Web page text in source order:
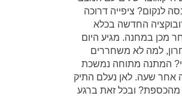
לנקום? ציפייה דרוכה
החדשה בכלא
מכן במחנה. מגיע היום
למה לא משחררים
המתנה מתוחה נמשכת
אחר שעה. לאן נעלם התיק
מהכספת? ובכל זאת ברגע